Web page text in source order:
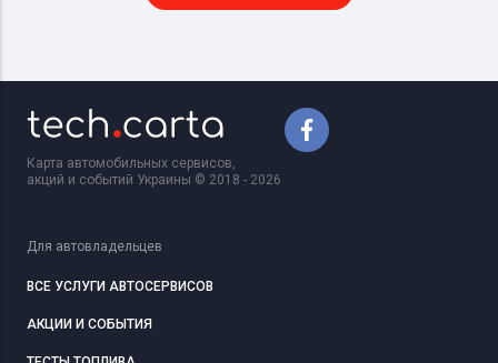
Карта автомобильных сервисов,
акций и событий Украины © 2018 - 2026
Для автовладельцев
ВСЕ УСЛУГИ АВТОСЕРВИСОВ
АКЦИИ И СОБЫТИЯ